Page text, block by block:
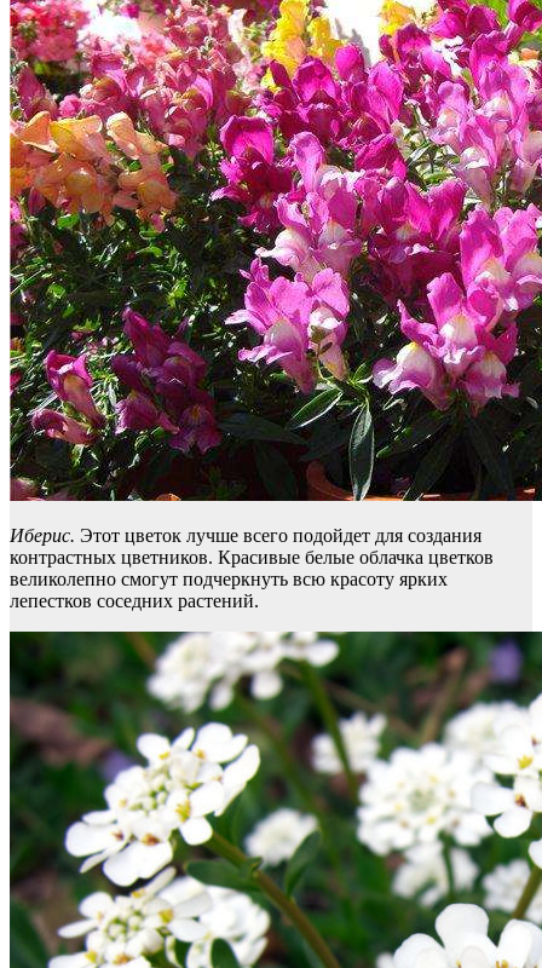
Иберис. Этот цветок лучше всего подойдет для создания
контрастных цветников. Красивые белые облачка цветков
великолепно смогут подчеркнуть всю красоту ярких
лепестков соседних растений.